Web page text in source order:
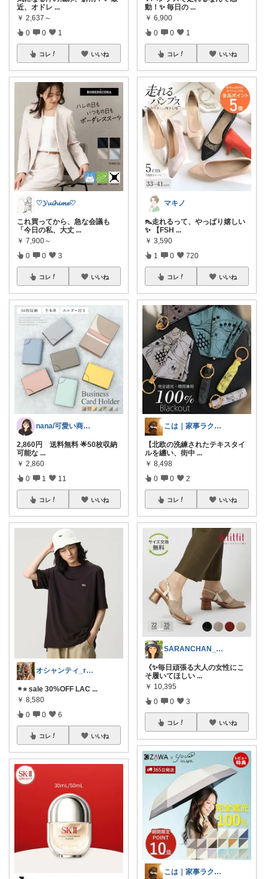
近、オドレ ...
￥ 2,637～
0 0 1
コレ いいね
♡𝓨𝓾𝓲𝓱𝓲𝓶𝓮♡
これ買ってから、急な会議も
「今日の私、大丈 ...
￥ 7,900～
0 0 3
コレ いいね
nana/可愛い商品を共有
2,860円 送料無料 🌟50枚収納
可能な ...
￥ 2,860
0 1 11
コレ いいね
オシャンティ_room
✴︎⭐︎ sale 30%OFF LAC ...
￥ 8,580
0 0 6
コレ いいね
動！✨ 毎日の ...
￥ 6,900
0 0 1
コレ いいね
マキノ
👠走れるって、やっぱり嬉しい
✨ 【FSH ...
￥ 3,590
1 0 720
コレ いいね
こは｜家事ラクと暮らしの趣味↗️楽天市場
【北欧の洗練されたテキスタイ
ルを纏い、街中 ...
￥ 8,498
0 0 2
コレ いいね
SARANCHAN_ゆったり生活
《✨毎日頑張る大人の女性にこ
そ履いてほしい ...
￥ 10,395
0 0 3
コレ いいね
こは｜家事ラクと暮らしの趣味↗️楽天市場